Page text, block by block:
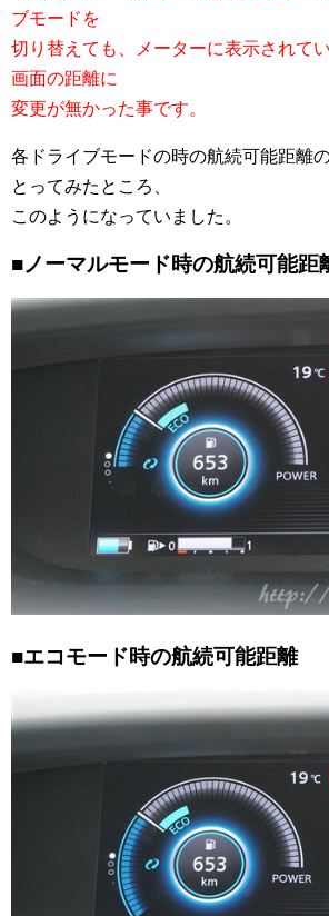
ブモードを
切り替えても
、メーターに表示されて
画面の距離に
変更が無かった事です。
各ドライブモードの時の航続可能距離
とってみたところ、
このようになっていました。
■ノーマルモード時の航続可能距
■エコモード時の航続可能距離